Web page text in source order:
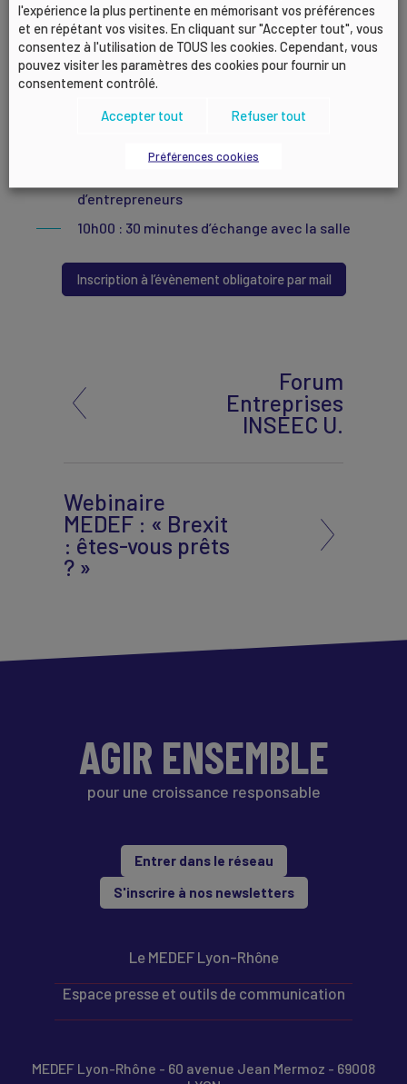
8h30 : Mot d’accueil par Laurent FIARD,
Président du MEDEF Lyon-Rhône
8h40 : « Réforme des professions
réglementées : présentation »
9h00 : « Vers la fin des professions
pour les PME ? »
d’entrepreneurs
10h00 : 30 minutes d’échange avec la salle
Inscription à l’évènement obligatoire par mail
Forum
Entreprises
INSEEC U.
Webinaire
MEDEF : « Brexit
: êtes-vous prêts
? »
AGIR ENSEMBLE
pour une croissance responsable
Entrer dans le réseau
S'inscrire à nos newsletters
Le MEDEF Lyon-Rhône
Espace presse et outils de communication
MEDEF Lyon-Rhône - 60 avenue Jean Mermoz - 69008
l'expérience la plus pertinente en mémorisant vos préférences
et en répétant vos visites. En cliquant sur "Accepter tout", vous
consentez à l'utilisation de TOUS les cookies. Cependant, vous
pouvez visiter les paramètres des cookies pour fournir un
consentement contrôlé.
Accepter tout Refuser tout
Préférences cookies